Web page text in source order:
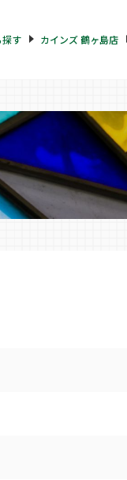
探す カインズ 鶴ヶ島店